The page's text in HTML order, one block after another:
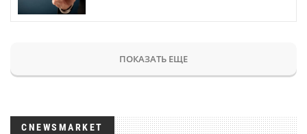
ПОКАЗАТЬ ЕЩЕ
CNEWSMARKET